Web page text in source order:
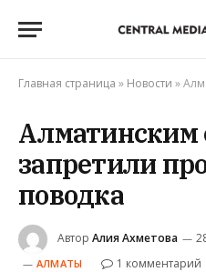
Главная страница » Новости »
Алматинским
запретили
поводка
Автор Алия Ахметова
АЛМАТЫ 1 комментарий